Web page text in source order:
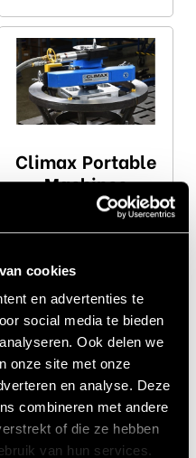
cookies
en advertenties te
social media te bieden
Ook delen we
onze site met onze
en analyse. Deze
combineren met andere
of die ze hebben
van hun services.
Climax Portable
Machines
BEKIJKEN